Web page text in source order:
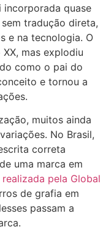
incorporada quase
tradução direta,
e na tecnologia. O
mas explodiu
como o pai do
e tornou a
muitos ainda
No Brasil,
correta
uma marca em
realizada pela Global
de grafia em
passam a